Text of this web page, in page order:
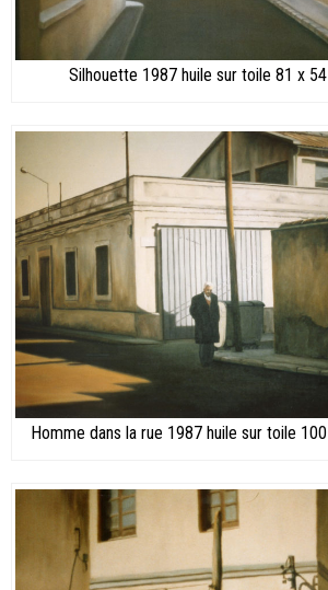
Silhouette 1987 huile sur toile 81 x
Homme dans la rue 1987 huile sur toile